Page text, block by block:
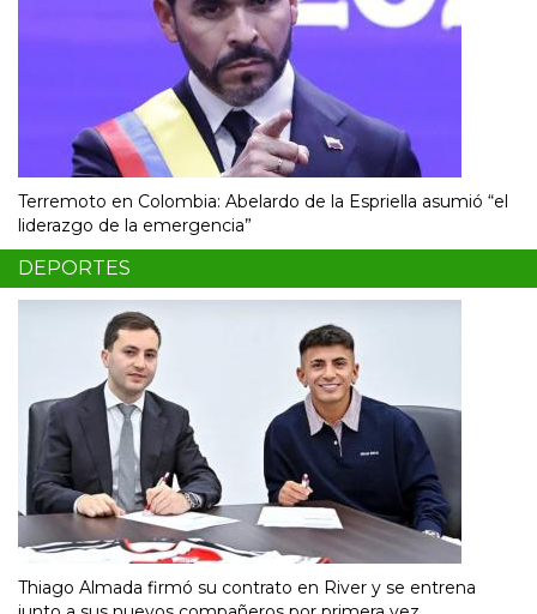
Terremoto en Colombia: Abelardo de la Espriella asumió “el
liderazgo de la emergencia”
DEPORTES
Thiago Almada firmó su contrato en River y se entrena